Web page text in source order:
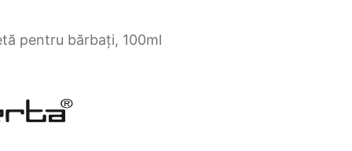
pentru bărbați, 100ml